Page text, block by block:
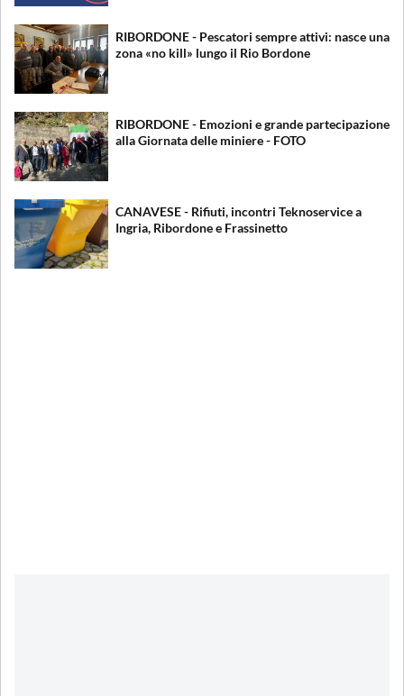
RIBORDONE - Pescatori sempre attivi: nasce una
zona «no kill» lungo il Rio Bordone
RIBORDONE - Emozioni e grande partecipazione
alla Giornata delle miniere - FOTO
CANAVESE - Rifiuti, incontri Teknoservice a
Ingria, Ribordone e Frassinetto